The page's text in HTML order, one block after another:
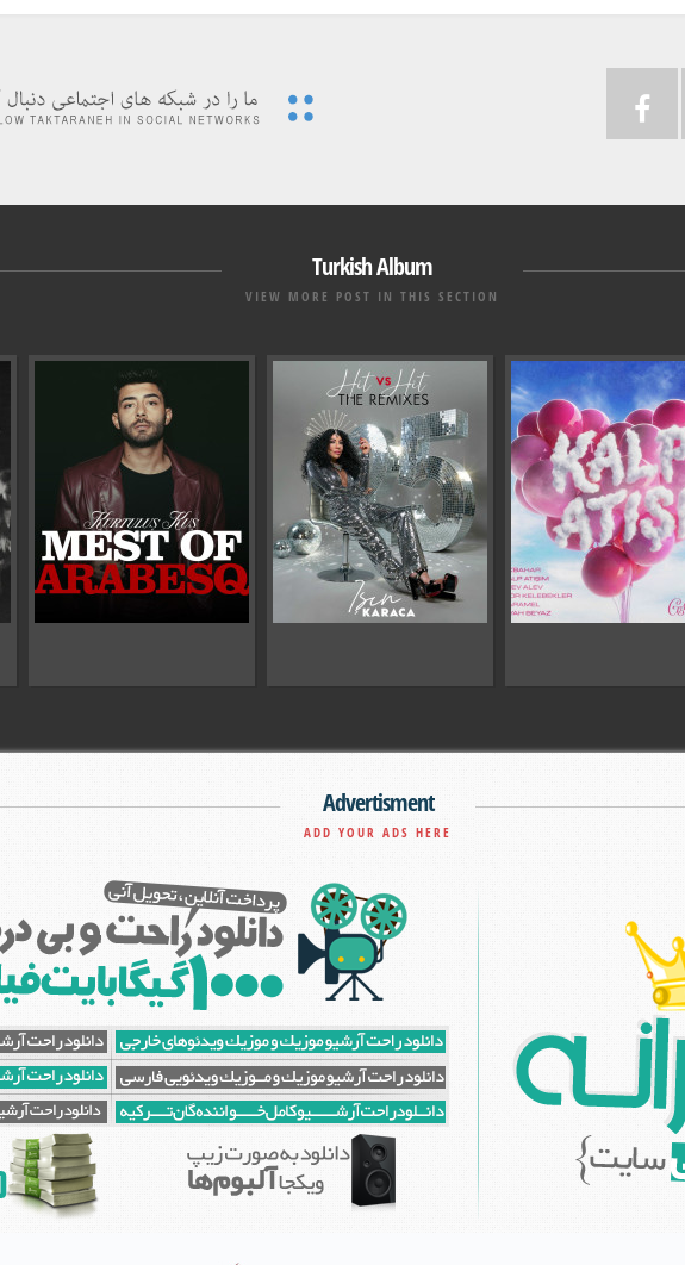
Turkish Album
VIEW MORE POST IN THIS SECTION
Advertisment
ADD YOUR ADS HERE